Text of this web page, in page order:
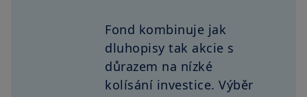
Fond kombinuje jak
dluhopisy tak akcie s
důrazem na nízké
kolísání investice. Výběr